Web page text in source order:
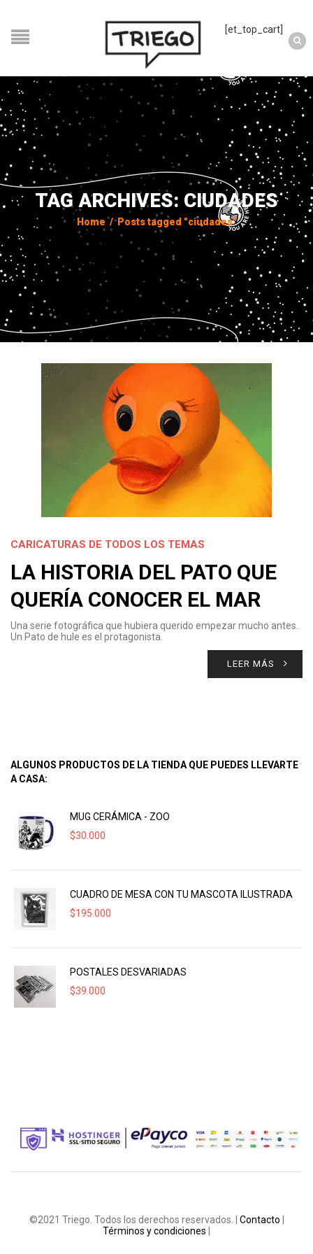
[et_top_cart]
TAG ARCHIVES: CIUDADES
Home / Posts tagged "ciudades"
CARICATURAS DE TODOS LOS TEMAS
LA HISTORIA DEL PATO QUE
QUERÍA CONOCER EL MAR
Una serie fotográfica que hubiera querido empezar mucho antes.
Un Pato de hule es el protagonista.
LEER MÁS
ALGUNOS PRODUCTOS DE LA TIENDA QUE PUEDES LLEVARTE
A CASA:
MUG CERÁMICA - ZOO
$30.000
CUADRO DE MESA CON TU MASCOTA ILUSTRADA
$195.000
POSTALES DESVARIADAS
$39.000
©2021 Triego. Todos los derechos reservados. | Contacto
Términos y condiciones